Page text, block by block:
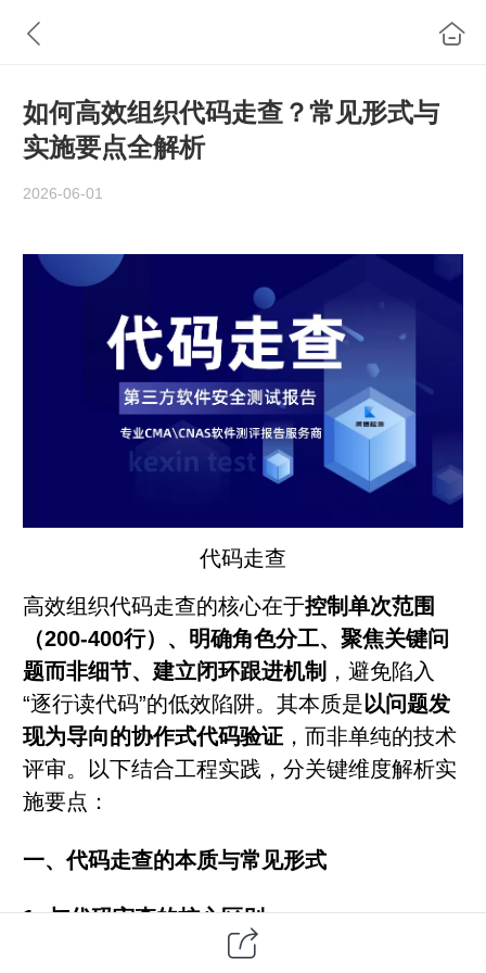
如何高效组织代码走查？常见形式与
实施要点全解析
2026-06-01
代码走查
高效组织代码走查的核心在于控制单次范围
（200-400行）、明确角色分工、聚焦关键问
题而非细节、建立闭环跟进机制 ，避免陷入
“逐行读代码”的低效陷阱。其本质是 以问题发
现为导向的协作式代码验证 ，而非单纯的技术
评审。以下结合工程实践，分关键维度解析实
施要点：
一、代码走查的本质与常见形式
1.与代码审查的核心区别